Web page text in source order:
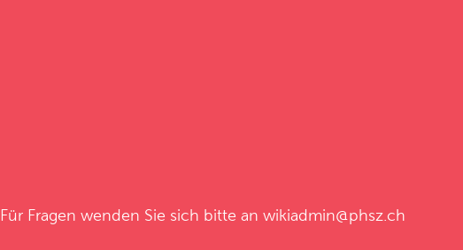
. Für Fragen wenden Sie sich bitte an wikiadmin@phsz.ch